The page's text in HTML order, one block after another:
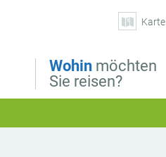
Wohin möchten
Sie reisen?
Karte